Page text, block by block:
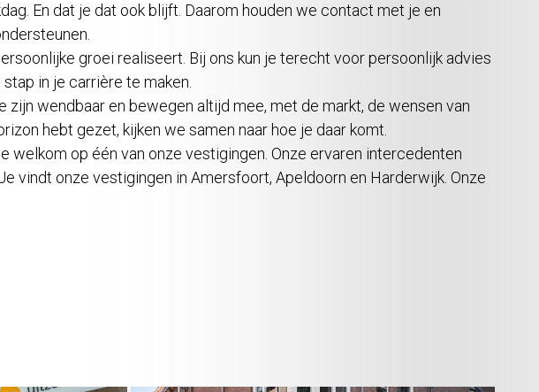
En dat je dat ook blijft. Daarom houden we contact met je en
groei realiseert. Bij ons kun je terecht voor persoonlijk advies
in je carrière te maken.
wendbaar en bewegen altijd mee, met de markt, de wensen van
hebt gezet, kijken we samen naar hoe je daar komt.
op één van onze vestigingen. Onze ervaren intercedenten
vindt onze vestigingen in Amersfoort, Apeldoorn en Harderwijk. Onze